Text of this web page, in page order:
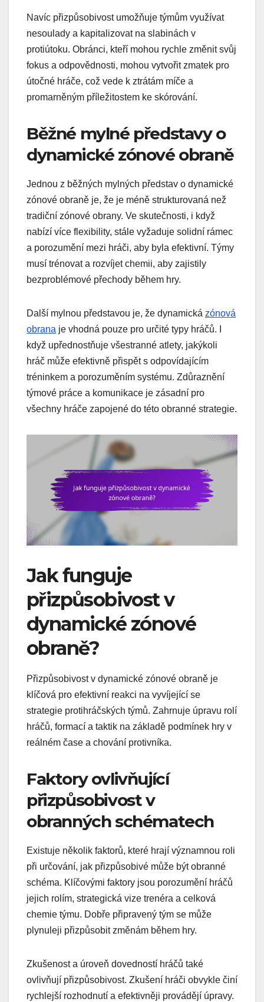
Navíc přizpůsobivost umožňuje týmům využívat
nesoulady a kapitalizovat na slabinách v
protiútoku. Obránci, kteří mohou rychle změnit svůj
fokus a odpovědnosti, mohou vytvořit zmatek pro
útočné hráče, což vede k ztrátám míče a
promarněným příležitostem ke skórování.
Běžné mylné představy o
dynamické zónové obraně
Jednou z běžných mylných představ o dynamické
zónové obraně je, že je méně strukturovaná než
tradiční zónové obrany. Ve skutečnosti, i když
nabízí více flexibility, stále vyžaduje solidní rámec
a porozumění mezi hráči, aby byla efektivní. Týmy
musí trénovat a rozvíjet chemii, aby zajistily
bezproblémové přechody během hry.
Další mylnou představou je, že dynamická zónová
obrana je vhodná pouze pro určité typy hráčů. I
když upřednostňuje všestranné atlety, jakýkoli
hráč může efektivně přispět s odpovídajícím
tréninkem a porozuměním systému. Zdůraznění
týmové práce a komunikace je zásadní pro
všechny hráče zapojené do této obranné strategie.
Jak funguje
přizpůsobivost v
dynamické zónové
obraně?
Přizpůsobivost v dynamické zónové obraně je
klíčová pro efektivní reakci na vyvíjející se
strategie protihráčských týmů. Zahrnuje úpravu rolí
hráčů, formací a taktik na základě podmínek hry v
reálném čase a chování protivníka.
Faktory ovlivňující
přizpůsobivost v
obranných schématech
Existuje několik faktorů, které hrají významnou roli
při určování, jak přizpůsobivé může být obranné
schéma. Klíčovými faktory jsou porozumění hráčů
jejich rolím, strategická vize trenéra a celková
chemie týmu. Dobře připravený tým se může
plynuleji přizpůsobit změnám během hry.
Zkušenost a úroveň dovedností hráčů také
ovlivňují přizpůsobivost. Zkušení hráči obvykle činí
rychlejší rozhodnutí a efektivněji provádějí úpravy.